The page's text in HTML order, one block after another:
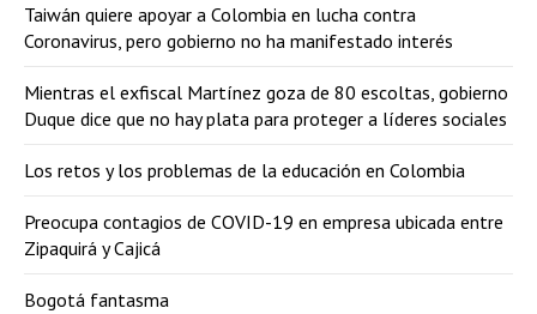
Taiwán quiere apoyar a Colombia en lucha contra
Coronavirus, pero gobierno no ha manifestado interés
Mientras el exfiscal Martínez goza de 80 escoltas, gobierno
Duque dice que no hay plata para proteger a líderes sociales
Los retos y los problemas de la educación en Colombia
Preocupa contagios de COVID-19 en empresa ubicada entre
Zipaquirá y Cajicá
Bogotá fantasma